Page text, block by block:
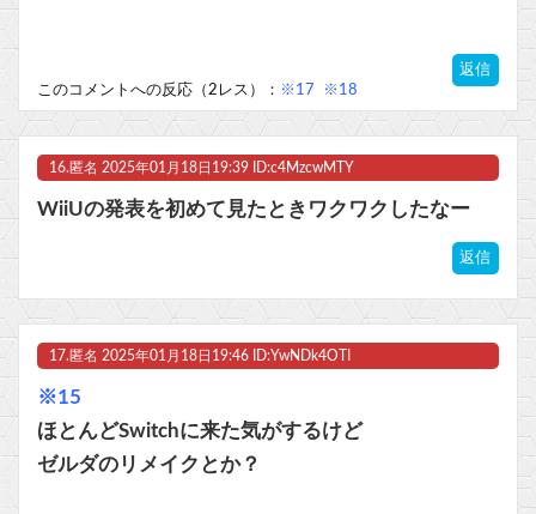
返信
このコメントへの反応（2レス）： ※17 ※18
16. 匿名 2025年01月18日19:39 ID:c4MzcwMTY
WiiUの発表を初めて見たときワクワクしたなー
返信
17. 匿名 2025年01月18日19:46 ID:YwNDk4OTI
※15
ほとんどSwitchに来た気がするけど
ゼルダのリメイクとか？